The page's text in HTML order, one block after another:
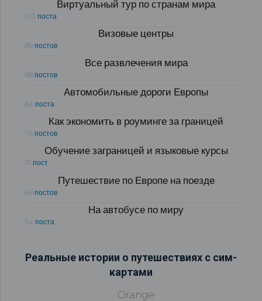
Виртуальный тур по странам мира
103 поста
Визовые центры
89 постов
Все развлечения мира
88 постов
Автомобильные дороги Европы
84 поста
Как экономить в роуминге за границей
76 постов
Обучение заграницей и языковые курсы
71 пост
Путешествие по Европе на поезде
69 постов
На автобусе по миру
54 поста
Реальные истории о путешествиях с сим-
картами
Orange